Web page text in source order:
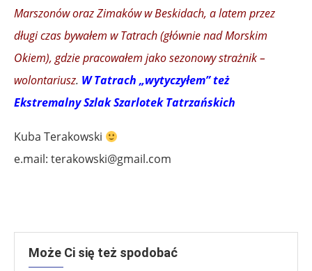
Marszonów oraz Zimaków w Beskidach, a latem przez
długi czas bywałem w Tatrach (głównie nad Morskim
Okiem), gdzie pracowałem jako sezonowy strażnik –
wolontariusz. W Tatrach „wytyczyłem” też
Ekstremalny Szlak Szarlotek Tatrzańskich
Kuba Terakowski
e.mail: terakowski@gmail.com
Może Ci się też spodobać